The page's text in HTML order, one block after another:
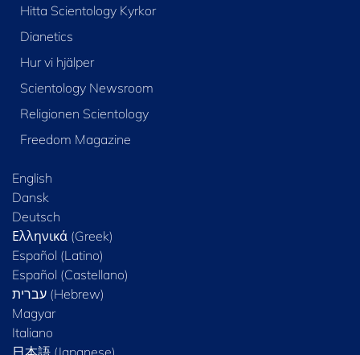
Hitta Scientology Kyrkor
Dianetics
Hur vi hjälper
Scientology Newsroom
Religionen Scientology
Freedom Magazine
English
Dansk
Deutsch
Ελληνικά (Greek)
Español (Latino)
Español (Castellano)
Magyar
Italiano